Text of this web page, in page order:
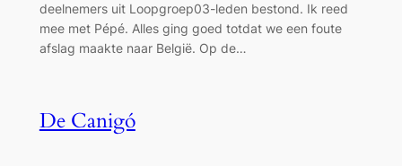
deelnemers uit Loopgroep03-leden bestond. Ik reed
mee met Pépé. Alles ging goed totdat we een foute
afslag maakte naar België. Op de…
De Canigó